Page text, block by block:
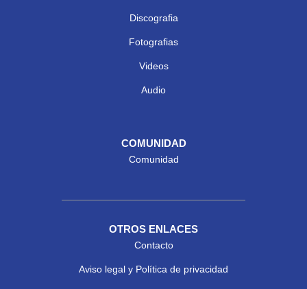
Discografia
Fotografias
Videos
Audio
COMUNIDAD
Comunidad
OTROS ENLACES
Contacto
Aviso legal y Política de privacidad